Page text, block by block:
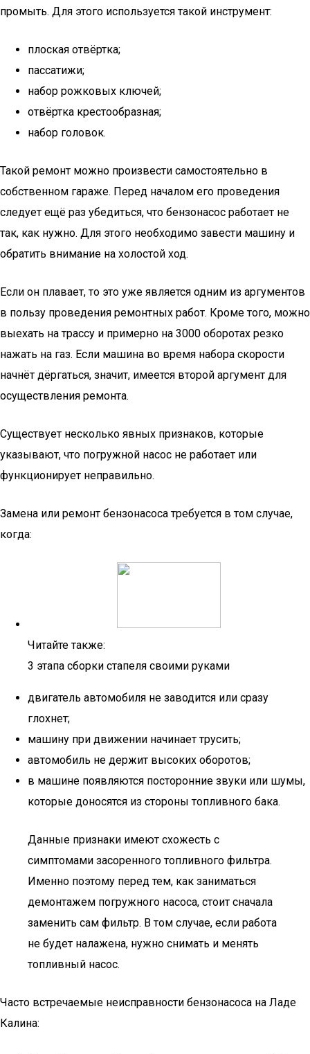
промыть. Для этого используется такой инструмент:
плоская отвёртка;
пассатижи;
набор рожковых ключей;
отвёртка крестообразная;
набор головок.
Такой ремонт можно произвести самостоятельно в
собственном гараже. Перед началом его проведения
следует ещё раз убедиться, что бензонасос работает не
так, как нужно. Для этого необходимо завести машину и
обратить внимание на холостой ход.
Если он плавает, то это уже является одним из аргументов
в пользу проведения ремонтных работ. Кроме того, можно
выехать на трассу и примерно на 3000 оборотах резко
нажать на газ. Если машина во время набора скорости
начнёт дёргаться, значит, имеется второй аргумент для
осуществления ремонта.
Существует несколько явных признаков, которые
указывают, что погружной насос не работает или
функционирует неправильно.
Замена или ремонт бензонасоса требуется в том случае,
когда:
Читайте также:
3 этапа сборки стапеля своими руками
двигатель автомобиля не заводится или сразу
глохнет;
машину при движении начинает трусить;
автомобиль не держит высоких оборотов;
в машине появляются посторонние звуки или шумы,
которые доносятся из стороны топливного бака.
Данные признаки имеют схожесть с
симптомами засоренного топливного фильтра.
Именно поэтому перед тем, как заниматься
демонтажем погружного насоса, стоит сначала
заменить сам фильтр. В том случае, если работа
не будет налажена, нужно снимать и менять
топливный насос.
Часто встречаемые неисправности бензонасоса на Ладе
Калина: